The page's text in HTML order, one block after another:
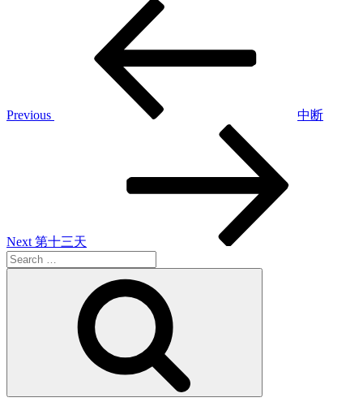
Previous
中断
Next 第十三天
Search
for: